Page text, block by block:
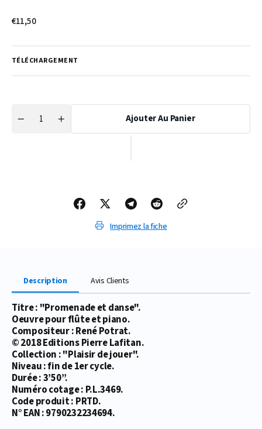
Prix
€11,50
TÉLÉCHARGEMENT
Réduire
Quantité
Augmenter
Ajouter Au Panier
Imprimez la fiche
Description Avis Clients
Titre : "Promenade et danse".
Oeuvre pour flûte et piano.
Compositeur : René Potrat.
© 2018 Editions Pierre Lafitan.
Collection : "Plaisir de jouer".
Niveau : fin de 1er cycle.
Durée : 3’50’’.
Numéro cotage : P.L.3469.
Code produit : PRTD.
N° EAN : 9790232234694.